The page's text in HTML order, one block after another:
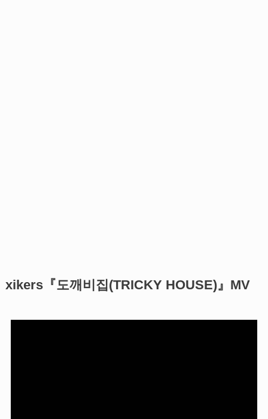
xikers『도깨비집(TRICKY HOUSE)』MV